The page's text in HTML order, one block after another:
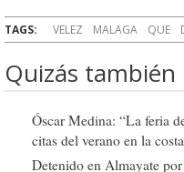
TAGS: VELEZ MALAGA QUE
Quizás también
Óscar Medina: “La feria
citas del verano en la
Detenido en Almayate